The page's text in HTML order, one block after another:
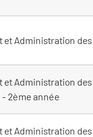
et Administration
et Administration
2ème année
et Administration